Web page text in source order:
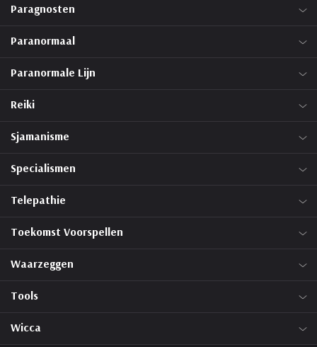
Paragnosten
Paranormaal
Paranormale Lijn
Reiki
Sjamanisme
Specialismen
Telepathie
Toekomst Voorspellen
Waarzeggen
Tools
Wicca